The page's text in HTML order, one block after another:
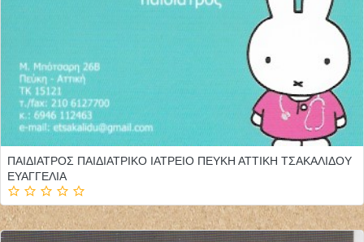
ΠΑΙΔΙΑΤΡΟΣ ΠΑΙΔΙΑΤΡΙΚΟ ΙΑΤΡΕΙΟ ΠΕΥΚΗ ΑΤΤΙΚΗ ΤΣΑΚΑΛΙΔΟΥ
ΕΥΑΓΓΕΛΙΑ